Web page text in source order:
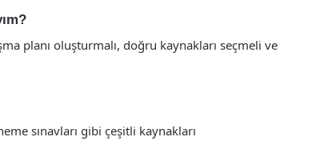
planı oluşturmalı, doğru kaynakları seçmeli ve
sınavları gibi çeşitli kaynakları